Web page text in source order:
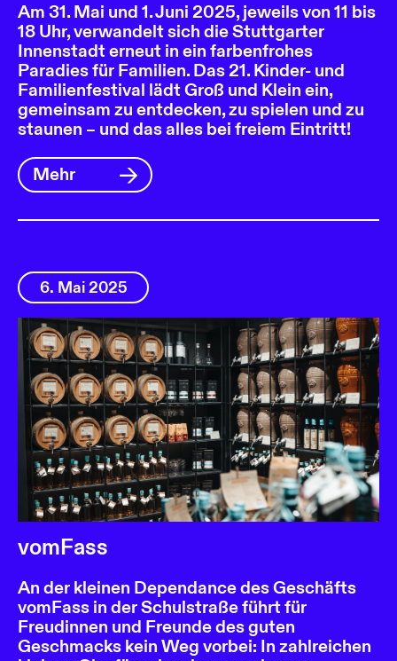
Am 31. Mai und 1. Juni 2025, jeweils von 11 bis
18 Uhr, verwandelt sich die Stuttgarter
Innenstadt erneut in ein farbenfrohes
Paradies für Familien. Das 21. Kinder- und
Familienfestival lädt Groß und Klein ein,
gemeinsam zu entdecken, zu spielen und zu
staunen – und das alles bei freiem Eintritt!
Mehr
6. Mai 2025
vomFass
An der kleinen Dependance des Geschäfts
vomFass in der Schulstraße führt für
Freudinnen und Freunde des guten
Geschmacks kein Weg vorbei: In zahlreichen